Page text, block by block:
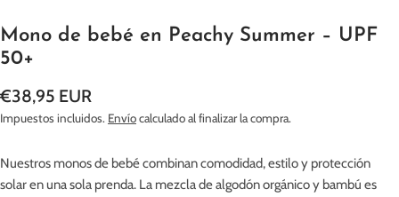
Mono de bebé en Peachy Summer – UPF
50+
Precio
habitual
€38,95 EUR
Impuestos incluidos. Envíocalculado al finalizar la compra.
Nuestros monos de bebé combinan comodidad, estilo y protección
solar en una sola prenda. La mezcla de algodón orgánico y bambú es